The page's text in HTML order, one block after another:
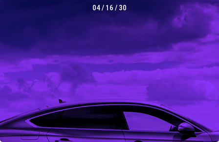
04 / 16 / 30
· Claridad y nitidez sin precedentes.
· 6 tonaliaddes a elegir.
· Rechazan el 99,9% de Ultravioletas.
· Seguridad pasiva frente a roturas.